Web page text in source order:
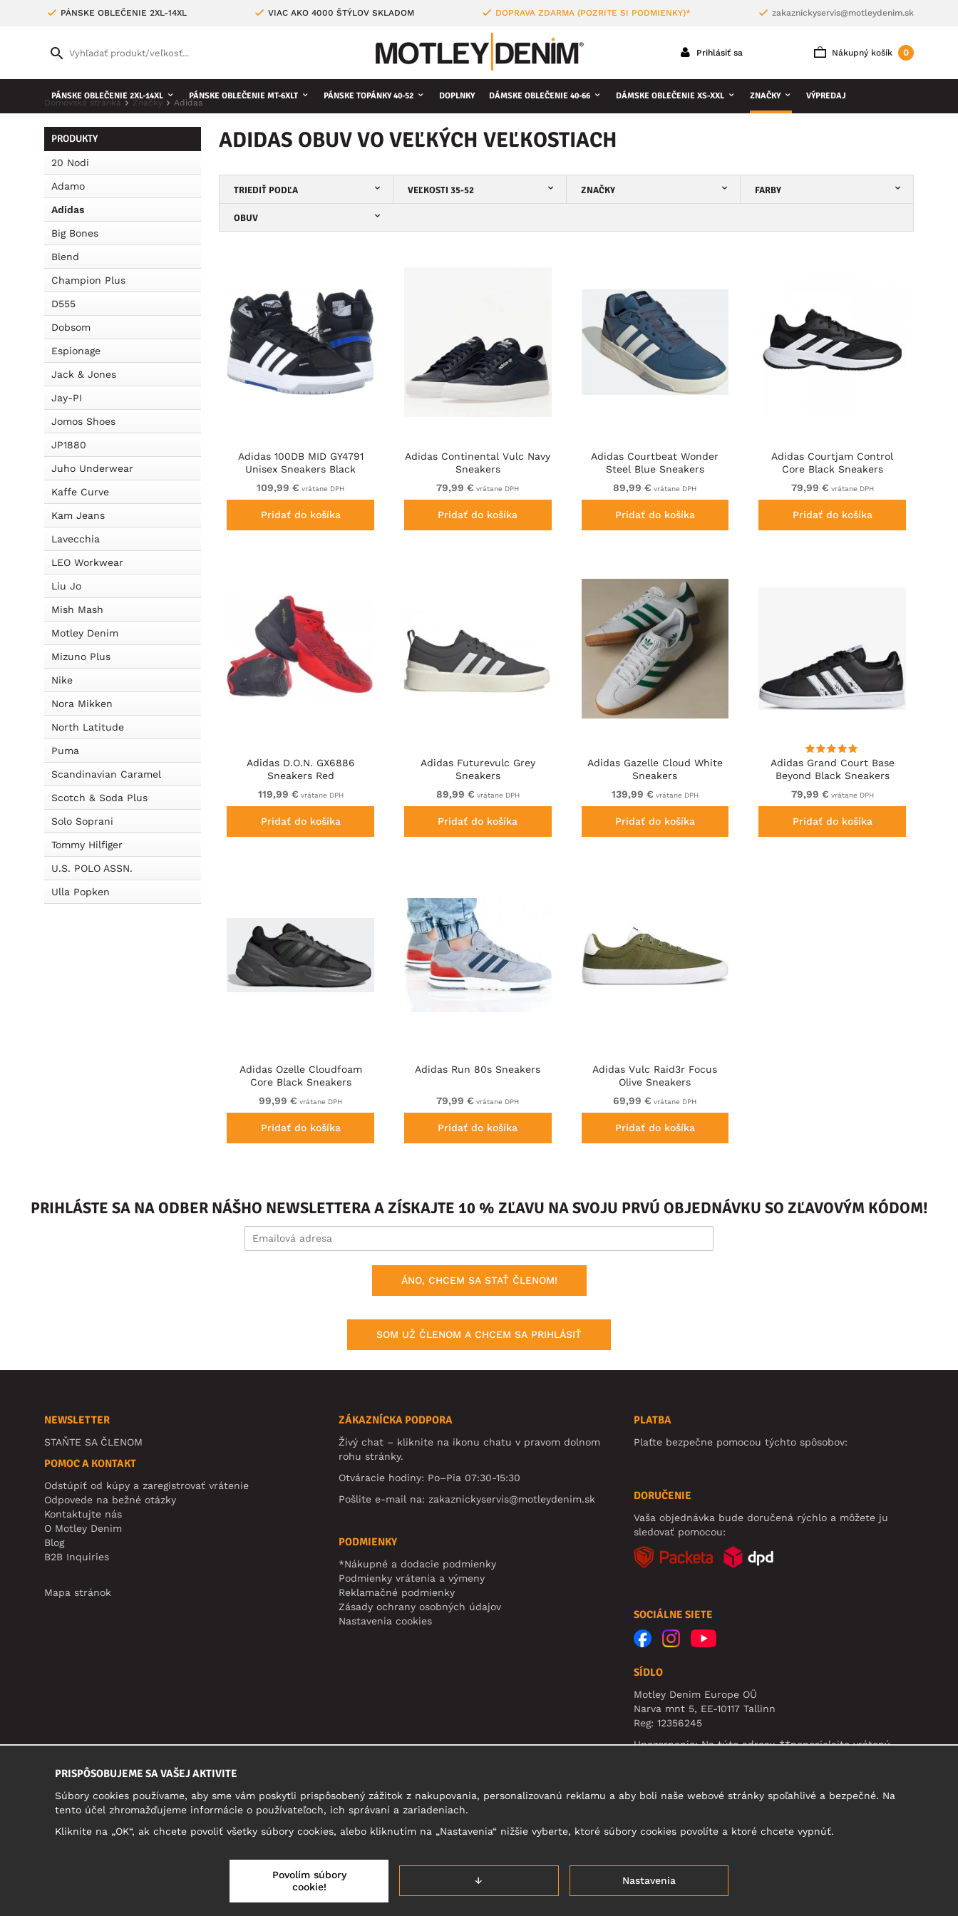
PÁNSKE OBLEČENIE 2XL-14XL VIAC AKO 4000 ŠTÝLOV SKLADOM DOPRAVA ZDARMA (POZRITE SI PODMIENKY)* zakaznickyservis@motleydenim.sk
Nákupný košík 0
Prihlásiť sa
PÁNSKE OBLEČENIE 2XL-14XL PÁNSKE OBLEČENIE MT-6XLT PÁNSKE TOPÁNKY 40-52 DOPLNKY DÁMSKE OBLEČENIE 40-66 DÁMSKE OBLEČENIE XS-XXL ZNAČKY VÝPREDAJ
Domovská stránka Značky Adidas
PRODUKTY
20 Nodi
Adamo
Adidas
Big Bones
Blend
Champion Plus
D555
Dobsom
Espionage
Jack & Jones
Jay-PI
Jomos Shoes
JP1880
Juho Underwear
Kaffe Curve
Kam Jeans
Lavecchia
LEO Workwear
Liu Jo
Mish Mash
Motley Denim
Mizuno Plus
Nike
Nora Mikken
North Latitude
Puma
Scandinavian Caramel
Scotch & Soda Plus
Solo Soprani
Tommy Hilfiger
U.S. POLO ASSN.
Ulla Popken
ADIDAS OBUV VO VEĽKÝCH VEĽKOSTIACH
TRIEDIŤ PODĽA VEĽKOSTI 35-52 ZNAČKY FARBY
OBUV
Adidas 100DB MID GY4791
Unisex Sneakers Black
109,99 € vrátane DPH
Pridať do košíka
Adidas Continental Vulc Navy
Sneakers
79,99 € vrátane DPH
Pridať do košíka
Adidas Courtbeat Wonder
Steel Blue Sneakers
89,99 € vrátane DPH
Pridať do košíka
Adidas Courtjam Control
Core Black Sneakers
79,99 € vrátane DPH
Pridať do košíka
Adidas D.O.N. GX6886
Sneakers Red
119,99 € vrátane DPH
Pridať do košíka
Adidas Futurevulc Grey
Sneakers
89,99 € vrátane DPH
Pridať do košíka
Adidas Gazelle Cloud White
Sneakers
139,99 € vrátane DPH
Pridať do košíka
Adidas Grand Court Base
Beyond Black Sneakers
79,99 € vrátane DPH
Pridať do košíka
Adidas Ozelle Cloudfoam
Core Black Sneakers
99,99 € vrátane DPH
Pridať do košíka
Adidas Run 80s Sneakers
79,99 € vrátane DPH
Pridať do košíka
Adidas Vulc Raid3r Focus
Olive Sneakers
69,99 € vrátane DPH
Pridať do košíka
PRIHLÁSTE SA NA ODBER NÁŠHO NEWSLETTERA A ZÍSKAJTE 10 % ZĽAVU NA SVOJU PRVÚ OBJEDNÁVKU SO ZĽAVOVÝM KÓDOM!
ÁNO, CHCEM SA STAŤ ČLENOM!
SOM UŽ ČLENOM A CHCEM SA PRIHLÁSIŤ
NEWSLETTER
STAŇTE SA ČLENOM
POMOC A KONTAKT
Odstúpiť od kúpy a zaregistrovať vrátenie
Odpovede na bežné otázky
Kontaktujte nás
O Motley Denim
Blog
B2B Inquiries
Mapa stránok
ZÁKAZNÍCKA PODPORA
Živý chat – kliknite na ikonu chatu v pravom dolnom
rohu stránky.
Otváracie hodiny: Po–Pia 07:30-15:30
Pošlite e-mail na:zakaznickyservis@motleydenim.sk
PODMIENKY
*Nákupné a dodacie podmienky
Podmienky vrátenia a výmeny
Reklamačné podmienky
Zásady ochrany osobných údajov
Nastavenia cookies
PLATBA
Plaťte bezpečne pomocou týchto spôsobov:
DORUČENIE
Vaša objednávka bude doručená rýchlo a môžete ju
sledovať pomocou:
SOCIÁLNE SIETE
SÍDLO
Motley Denim Europe OÜ
Narva mnt 5, EE-10117 Tallinn
Reg: 12356245
Upozornenie: Na túto adresu **neposielajte vrátený
PRISPÔSOBUJEME SA VAŠEJ AKTIVITE
Súbory cookies používame, aby sme vám poskytli prispôsobený zážitok z nakupovania, personalizovanú reklamu a aby boli naše webové stránky spoľahlivé a bezpečné. Na
tento účel zhromažďujeme informácie o používateľoch, ich správaní a zariadeniach.
Kliknite na „OK“, ak chcete povoliť všetky súbory cookies, alebo kliknutím na „Nastavenia“ nižšie vyberte, ktoré súbory cookies povolíte a ktoré chcete vypnúť.
Nastavenia
↓
Povolím súbory
cookie!